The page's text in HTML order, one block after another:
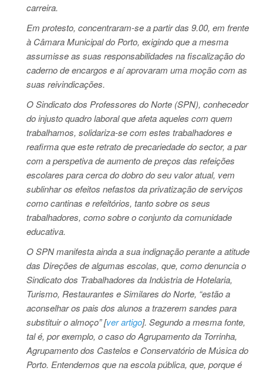
carreira.
Em protesto, concentraram-se a partir das 9.00, em frente
à Câmara Municipal do Porto, exigindo que a mesma
assumisse as suas responsabilidades na fiscalização do
caderno de encargos e aí aprovaram uma moção com as
suas reivindicações.
O Sindicato dos Professores do Norte (SPN), conhecedor
do injusto quadro laboral que afeta aqueles com quem
trabalhamos, solidariza-se com estes trabalhadores e
reafirma que este retrato de precariedade do sector, a par
com a perspetiva de aumento de preços das refeições
escolares para cerca do dobro do seu valor atual, vem
sublinhar os efeitos nefastos da privatização de serviços
como cantinas e refeitórios, tanto sobre os seus
trabalhadores, como sobre o conjunto da comunidade
educativa.
O SPN manifesta ainda a sua indignação perante a atitude
das Direções de algumas escolas, que, como denuncia o
Sindicato dos Trabalhadores da Indústria de Hotelaria,
Turismo, Restaurantes e Similares do Norte, “estão a
aconselhar os pais dos alunos a trazerem sandes para
substituir o almoço” [ver artigo]. Segundo a mesma fonte,
tal é, por exemplo, o caso do Agrupamento da Torrinha,
Agrupamento dos Castelos e Conservatório de Música do
Porto. Entendemos que na escola pública, que, porque é